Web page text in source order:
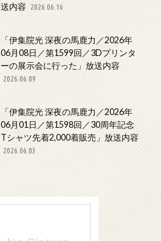
送内容
2026.06.16
「伊集院光 深夜の馬鹿力／2026年
06月08日／第1599回／3Dプリンタ
ーの展示会に行った」放送内容
2026.06.09
「伊集院光 深夜の馬鹿力／2026年
06月01日／第1598回／30周年記念
Tシャツ先着2,000着販売」放送内容
2026.06.03